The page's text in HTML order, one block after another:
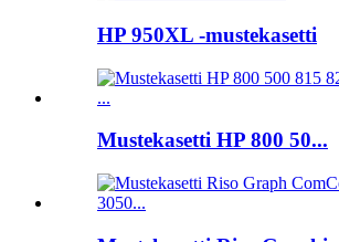
HP 950XL -mustekasetti
Mustekasetti HP 800 50...